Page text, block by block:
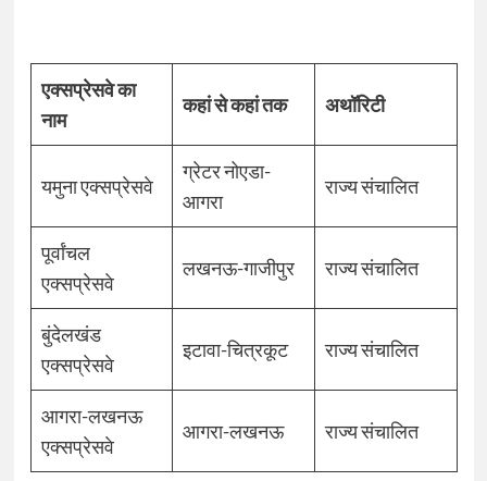
एक्सप्रेसवे का
नाम
कहां से कहां तक अथॉरिटी
यमुना एक्सप्रेसवे
ग्रेटर नोएडा-
आगरा
राज्य संचालित
पूर्वांचल
एक्सप्रेसवे
लखनऊ-गाजीपुर राज्य संचालित
बुंदेलखंड
एक्सप्रेसवे
इटावा-चित्रकूट राज्य संचालित
आगरा-लखनऊ
एक्सप्रेसवे
आगरा-लखनऊ राज्य संचालित